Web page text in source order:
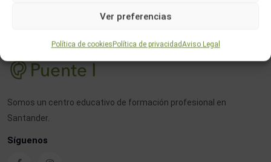
Ver preferencias
Política de cookiesPolítica de privacidadAviso Legal
Somos un centro educativo de formación profesional en
Santander.
Síguenos